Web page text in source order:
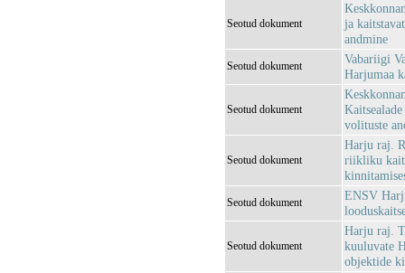
Seotud dokument
ja
andmine
Seotud dokument
Vabariigi
Harjumaa
Seotud dokument
volituste
Seotud dokument
Harju raj.
riikliku
Seotud dokument
ENSV
Seotud dokument
Harju raj.
kuuluvate
objektide